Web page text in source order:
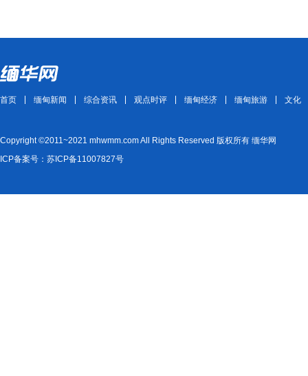
首页 缅甸新闻 综合资讯 观点时评 缅甸经济 缅甸旅游 文化
Copyright ©2011~2021 mhwmm.com All Rights Reserved 版权所有 缅华网
ICP备案号：苏ICP备11007827号